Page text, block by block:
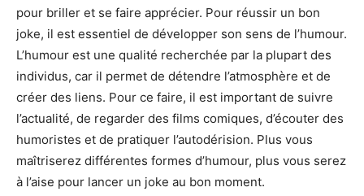
pour briller et se faire apprécier. Pour réussir un bon
joke, il est essentiel de développer son sens de l’humour.
L’humour est une qualité recherchée par la plupart des
individus, car il permet de détendre l’atmosphère et de
créer des liens. Pour ce faire, il est important de suivre
l’actualité, de regarder des films comiques, d’écouter des
humoristes et de pratiquer l’autodérision. Plus vous
maîtriserez différentes formes d’humour, plus vous serez
à l’aise pour lancer un joke au bon moment.